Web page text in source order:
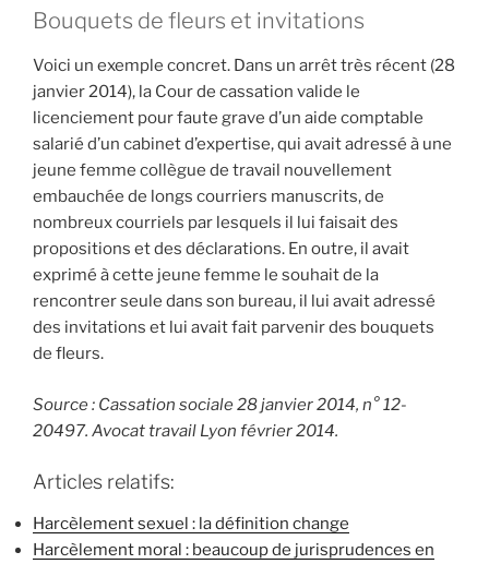
Bouquets de fleurs et invitations
Voici un exemple concret. Dans un arrêt très récent (28
janvier 2014), la Cour de cassation valide le
licenciement pour faute grave d’un aide comptable
salarié d’un cabinet d’expertise, qui avait adressé à une
jeune femme collègue de travail nouvellement
embauchée de longs courriers manuscrits, de
nombreux courriels par lesquels il lui faisait des
propositions et des déclarations. En outre, il avait
exprimé à cette jeune femme le souhait de la
rencontrer seule dans son bureau, il lui avait adressé
des invitations et lui avait fait parvenir des bouquets
de fleurs.
Source : Cassation sociale 28 janvier 2014, n° 12-
20497. Avocat travail Lyon février 2014.
Articles relatifs:
Harcèlement sexuel : la définition change
Harcèlement moral : beaucoup de jurisprudences en